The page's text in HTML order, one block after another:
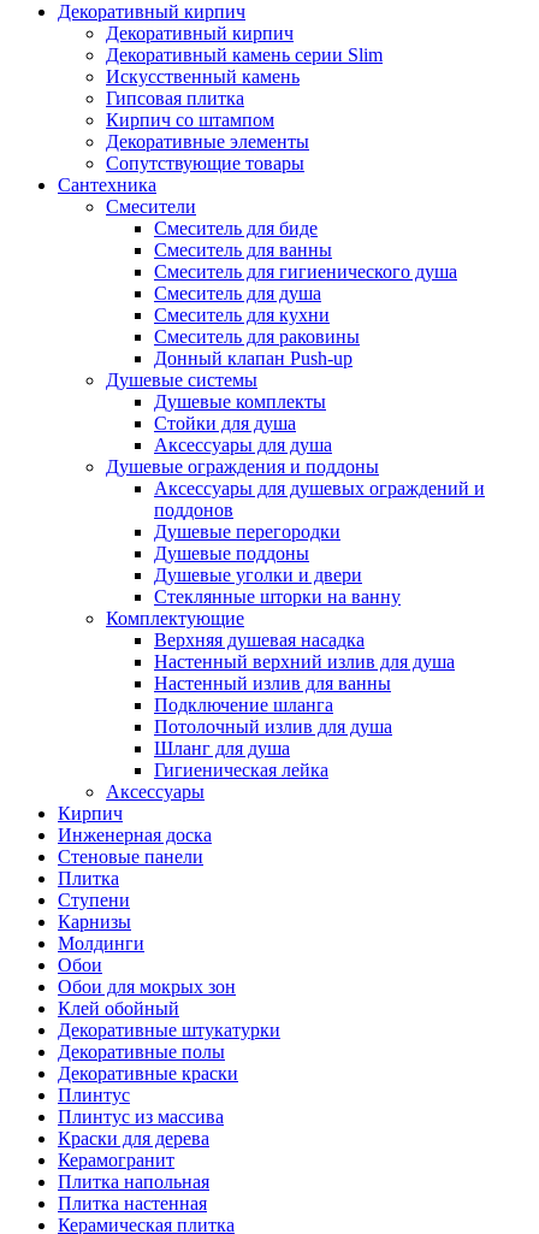
Декоративный кирпич
Декоративный кирпич
Декоративный камень серии Slim
Искусственный камень
Гипсовая плитка
Кирпич со штампом
Декоративные элементы
Сопутствующие товары
Сантехника
Смесители
Смеситель для биде
Смеситель для ванны
Смеситель для гигиенического душа
Смеситель для душа
Смеситель для кухни
Смеситель для раковины
Донный клапан Push-up
Душевые системы
Душевые комплекты
Стойки для душа
Аксессуары для душа
Душевые ограждения и поддоны
Аксессуары для душевых ограждений и
поддонов
Душевые перегородки
Душевые поддоны
Душевые уголки и двери
Стеклянные шторки на ванну
Комплектующие
Верхняя душевая насадка
Настенный верхний излив для душа
Настенный излив для ванны
Подключение шланга
Потолочный излив для душа
Шланг для душа
Гигиеническая лейка
Аксессуары
Кирпич
Инженерная доска
Стеновые панели
Плитка
Ступени
Карнизы
Молдинги
Обои
Обои для мокрых зон
Клей обойный
Декоративные штукатурки
Декоративные полы
Декоративные краски
Плинтус
Плинтус из массива
Краски для дерева
Керамогранит
Плитка напольная
Плитка настенная
Керамическая плитка